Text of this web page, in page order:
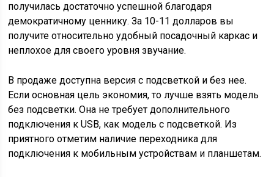
получилась достаточно успешной благодаря
демократичному ценнику. За 10-11 долларов вы
получите относительно удобный посадочный каркас и
неплохое для своего уровня звучание.
В продаже доступна версия с подсветкой и без нее.
Если основная цель экономия, то лучше взять модель
без подсветки. Она не требует дополнительного
подключения к USB, как модель с подсветкой. Из
приятного отметим наличие переходника для
подключения к мобильным устройствам и планшетам.